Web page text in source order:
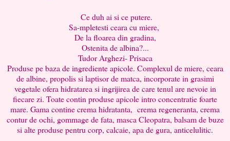
Ce duh ai si ce putere.
Sa-mpletesti ceara cu miere,
De la floarea din gradina,
Ostenita de albina?...
Tudor Arghezi- Prisaca
Produse pe baza de ingrediente apicole. Complexul de miere, ceara
de albine, propolis si laptisor de matca, incorporate in grasimi
vegetale ofera hidratarea si ingrijirea de care tenul are nevoie in
fiecare zi. Toate contin produse apicole intro concentratie foarte
mare. Gama contine crema hidratanta, crema regeneranta, crema
contur de ochi, gommage de fata, masca Cleopatra, balsam de buze
si alte produse pentru corp, calcaie, apa de gura, anticelulitic.